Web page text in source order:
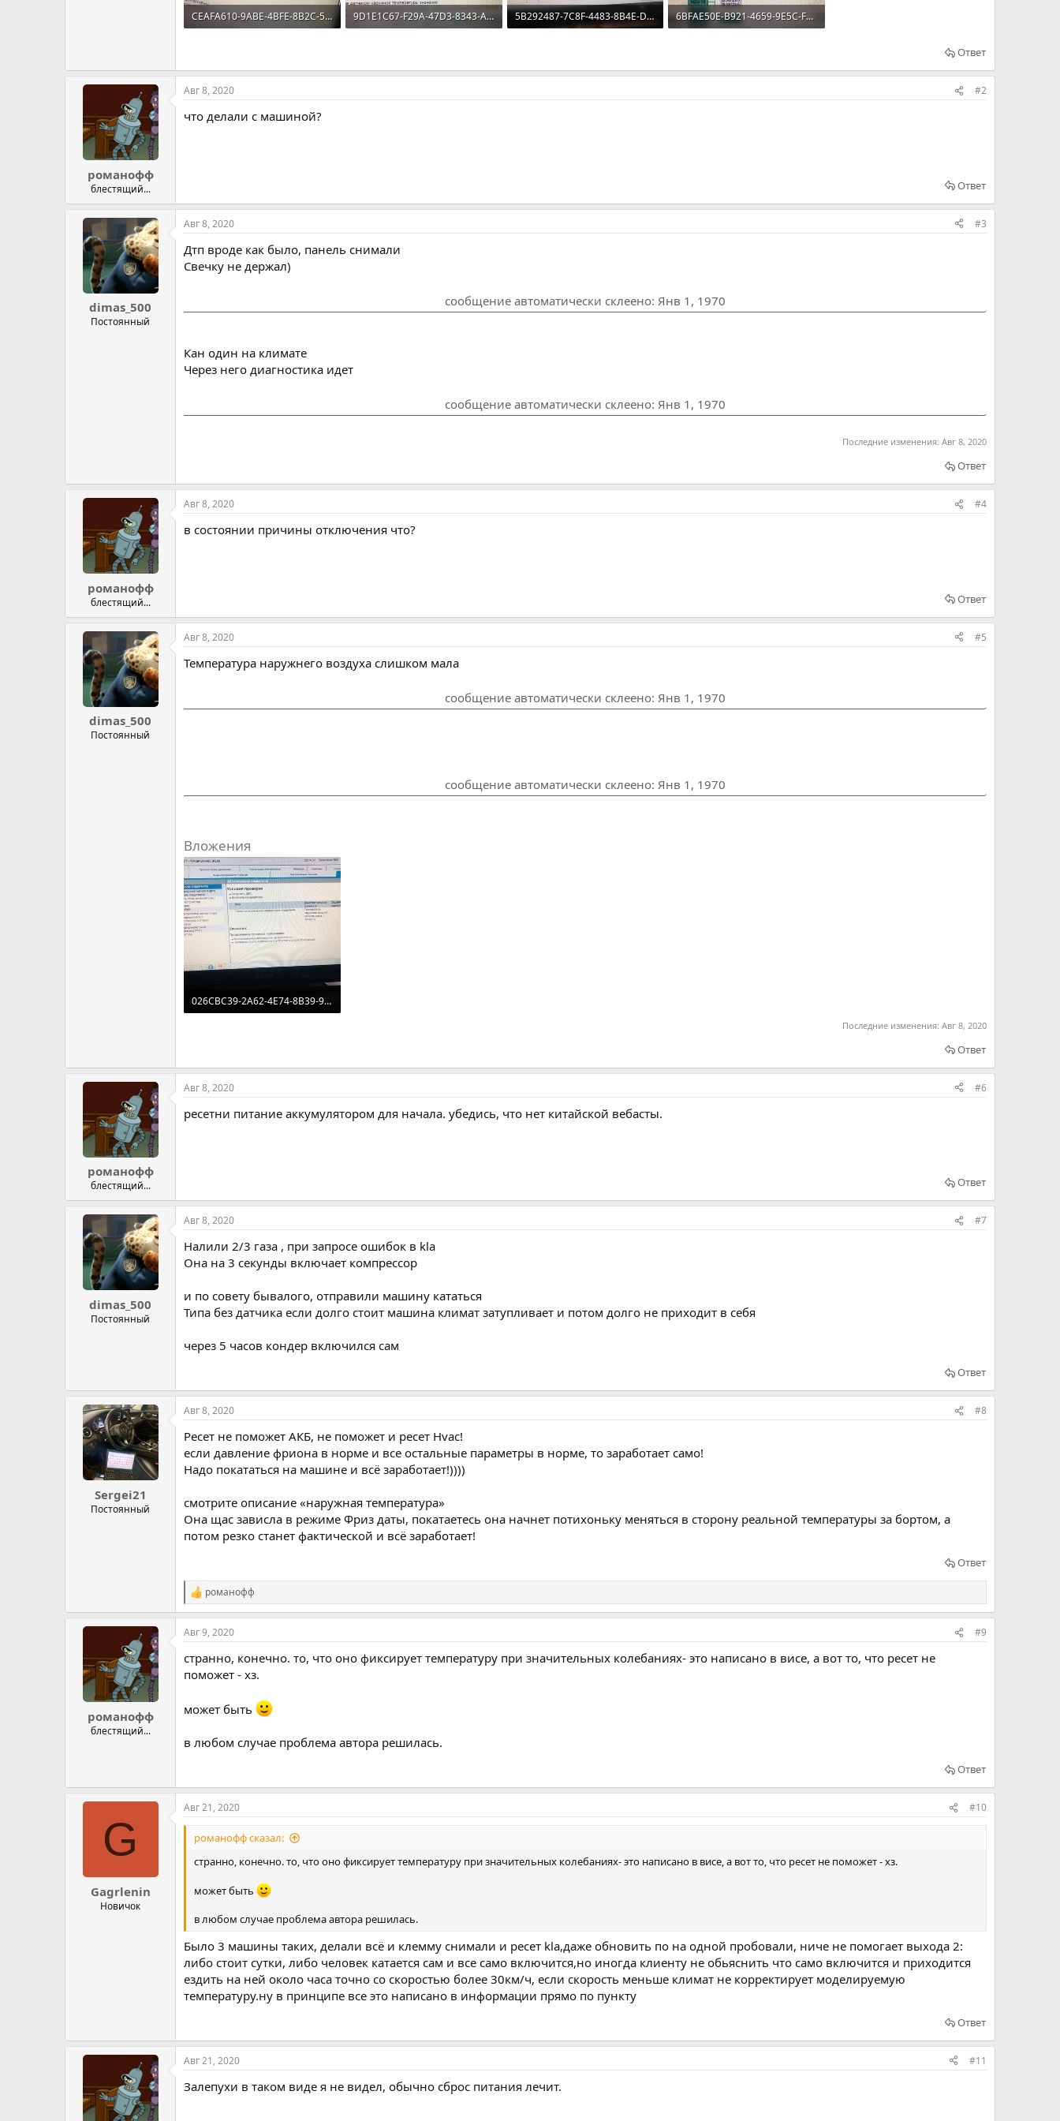
CEAFA610-9ABE-4BFE-8B2C-5AB189DBFEEC.jpeg
9D1E1C67-F29A-47D3-8343-A69B2DDD0353.jpeg
5B292487-7C8F-4483-8B4E-D5525249AA38.jpeg
6BFAE50E-B921-4659-9E5C-FE61FD5991B3.jpeg
Ответ
романофф
блестящий...
Авг 8, 2020 #2
что делали с машиной?
Ответ
dimas_500
Постоянный
Авг 8, 2020 #3
Дтп вроде как было, панель снимали
Свечку не держал)
сообщение автоматически склеено: Янв 1, 1970
Кан один на климате
Через него диагностика идет
сообщение автоматически склеено: Янв 1, 1970
Последние изменения: Авг 8, 2020
Ответ
романофф
блестящий...
Авг 8, 2020 #4
в состоянии причины отключения что?
Ответ
dimas_500
Постоянный
Авг 8, 2020 #5
Температура наружнего воздуха слишком мала
сообщение автоматически склеено: Янв 1, 1970
сообщение автоматически склеено: Янв 1, 1970
Вложения
026CBC39-2A62-4E74-8B39-9BACC266E3C6.jpeg
Последние изменения: Авг 8, 2020
Ответ
романофф
блестящий...
Авг 8, 2020 #6
ресетни питание аккумулятором для начала. убедись, что нет китайской вебасты.
Ответ
dimas_500
Постоянный
Авг 8, 2020 #7
Налили 2/3 газа , при запросе ошибок в kla
Она на 3 секунды включает компрессор
и по совету бывалого, отправили машину кататься
Типа без датчика если долго стоит машина климат затупливает и потом долго не приходит в себя
через 5 часов кондер включился сам
Ответ
Sergei21
Постоянный
Авг 8, 2020 #8
Ресет не поможет АКБ, не поможет и ресет Hvac!
если давление фриона в норме и все остальные параметры в норме, то заработает само!
Надо покататься на машине и всё заработает!))))
смотрите описание «наружная температура»
Она щас зависла в режиме Фриз даты, покатаетесь она начнет потихоньку меняться в сторону реальной температуры за бортом, а
потом резко станет фактической и всё заработает!
Ответ
Р
е
а
к
и
и
романофф
романофф
блестящий...
Авг 9, 2020 #9
странно, конечно. то, что оно фиксирует температуру при значительных колебаниях- это написано в висе, а вот то, что ресет не
поможет - хз.
может быть
в любом случае проблема автора решилась.
Ответ
G
Gagrlenin
Новичок
Авг 21, 2020 #10
романофф сказал:
странно, конечно. то, что оно фиксирует температуру при значительных колебаниях- это написано в висе, а вот то, что ресет не поможет - хз.
может быть
в любом случае проблема автора решилась.
Было 3 машины таких, делали всё и клемму снимали и ресет kla,даже обновить по на одной пробовали, ниче не помогает выхода 2:
либо стоит сутки, либо человек катается сам и все само включится,но иногда клиенту не обьяснить что само включится и приходится
ездить на ней около часа точно со скоростью более 30км/ч, если скорость меньше климат не корректирует моделируемую
температуру.ну в принципе все это написано в информации прямо по пункту
Ответ
Авг 21, 2020 #11
Залепухи в таком виде я не видел, обычно сброс питания лечит.